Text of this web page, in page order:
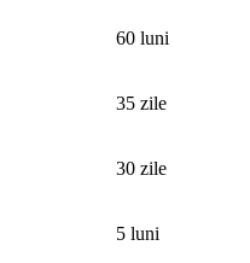
60 luni
35 zile
30 zile
5 luni